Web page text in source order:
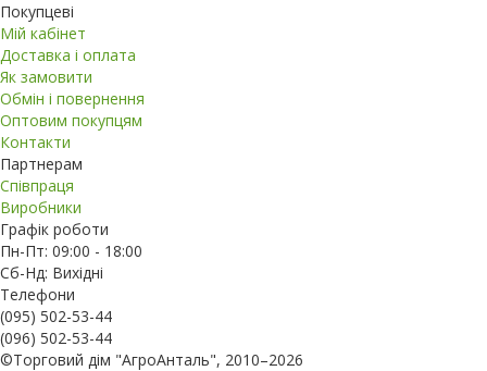
Покупцеві
Мій кабінет
Доставка і оплата
Як замовити
Обмін і повернення
Оптовим покупцям
Контакти
Партнерам
Співпраця
Виробники
Графік роботи
Пн-Пт: 09:00 - 18:00
Сб-Нд: Вихідні
Телефони
(095) 502-53-44
(096) 502-53-44
©Торговий дім "АгроАнталь", 2010–2026